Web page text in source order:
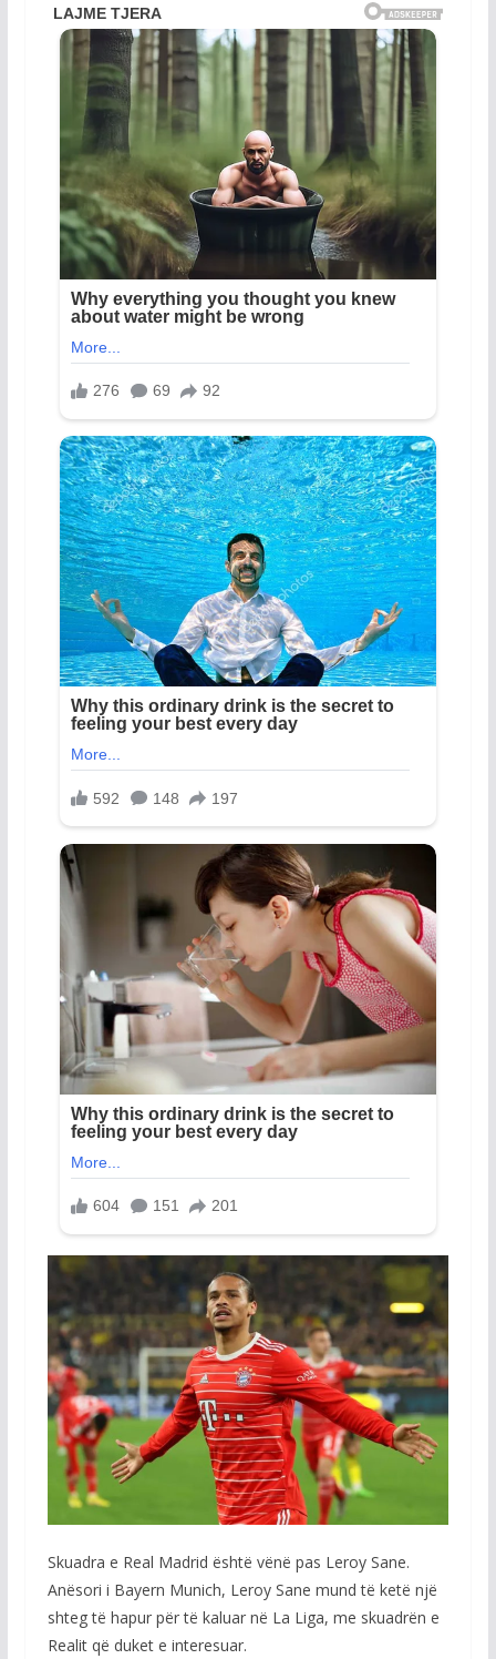
Skuadra e Real Madrid është vënë pas Leroy Sane.
Anësori i Bayern Munich, Leroy Sane mund të ketë një
shteg të hapur për të kaluar në La Liga, me skuadrën e
Realit që duket e interesuar.